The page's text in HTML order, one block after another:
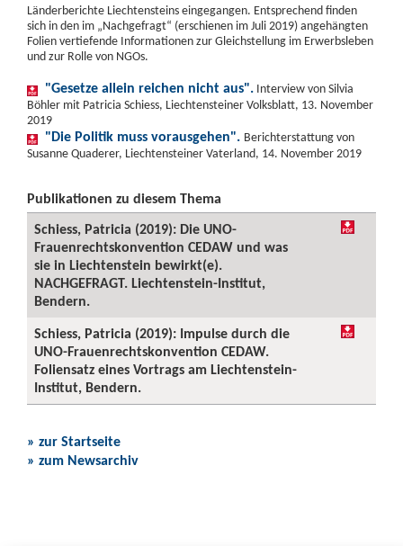
Länderberichte Liechtensteins eingegangen. Entsprechend finden
sich in den im „Nachgefragt“ (erschienen im Juli 2019) angehängten
Folien vertiefende Informationen zur Gleichstellung im Erwerbsleben
und zur Rolle von NGOs.
"Gesetze allein reichen nicht aus". Interview von Silvia
Böhler mit Patricia Schiess, Liechtensteiner Volksblatt, 13. November
2019
"Die Politik muss vorausgehen". Berichterstattung von
Susanne Quaderer, Liechtensteiner Vaterland, 14. November 2019
Publikationen zu diesem Thema
Schiess, Patricia (2019): Die UNO-
Frauenrechtskonvention CEDAW und was
sie in Liechtenstein bewirkt(e).
NACHGEFRAGT. Liechtenstein-Institut,
Bendern.
Schiess, Patricia (2019): Impulse durch die
UNO-Frauenrechtskonvention CEDAW.
Foliensatz eines Vortrags am Liechtenstein-
Institut, Bendern.
» zur Startseite
» zum Newsarchiv